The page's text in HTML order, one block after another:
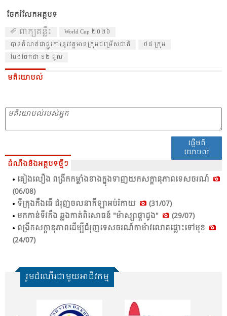
ចែករំលែកអត្ថបទ
ពាក្យគន្លឹះ
World Cup ២០២៦
បាន​កំ​ណត់​ជា​ផ្លូវ​ការ​នូវ​វត្ត​មានក្រុម​ជម្រើស​ជាតិ​
៤៨ ក្រុម
​បែង​ចែក​ជា ១២ ពូល
មតិយោបល់
ផ្ញើមតិ
យោបល់
ដំណឹងនិងអត្ថបទថ្មីៗ
គៀង​លឿង ពង្រីក​កម្លាំង​ខាង​ក្នុង​ទាញ​យក​សក្ដា​នុភាព​ទេស​ចរណ៍​
(06/08)
ទី​ក្រុង​កឹង​ធើ ជំ​រុញ​ចលនា​កី​ឡា​អប់​រំ​កាយ​
(31/07)
មក​កាន់​ទីវ​កឹង​ ឆ្លង​កាត់​ពិសោធន៍​ "ម៉ាស្សា​ផ្កា​ដូង​"
(29/07)
ពង្រីក​សក្ដា​នុភាព​ដើម្បី​ជំ​រុញ​ទេស​ចរណ៍​កាម៉ាវលោត​ផ្លោះ​ទៅ​មុខ​
(24/07)
រួមដំណើរជាមួយអាជីវកម្ម